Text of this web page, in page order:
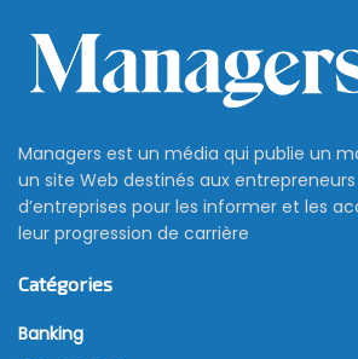
Managers est un média qui publie un
un site Web destinés aux
d’entreprises pour les informer et les
leur progression de carrière
Catégories
Banking